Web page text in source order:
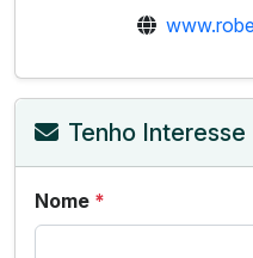
Tenho Interesse
Nome *